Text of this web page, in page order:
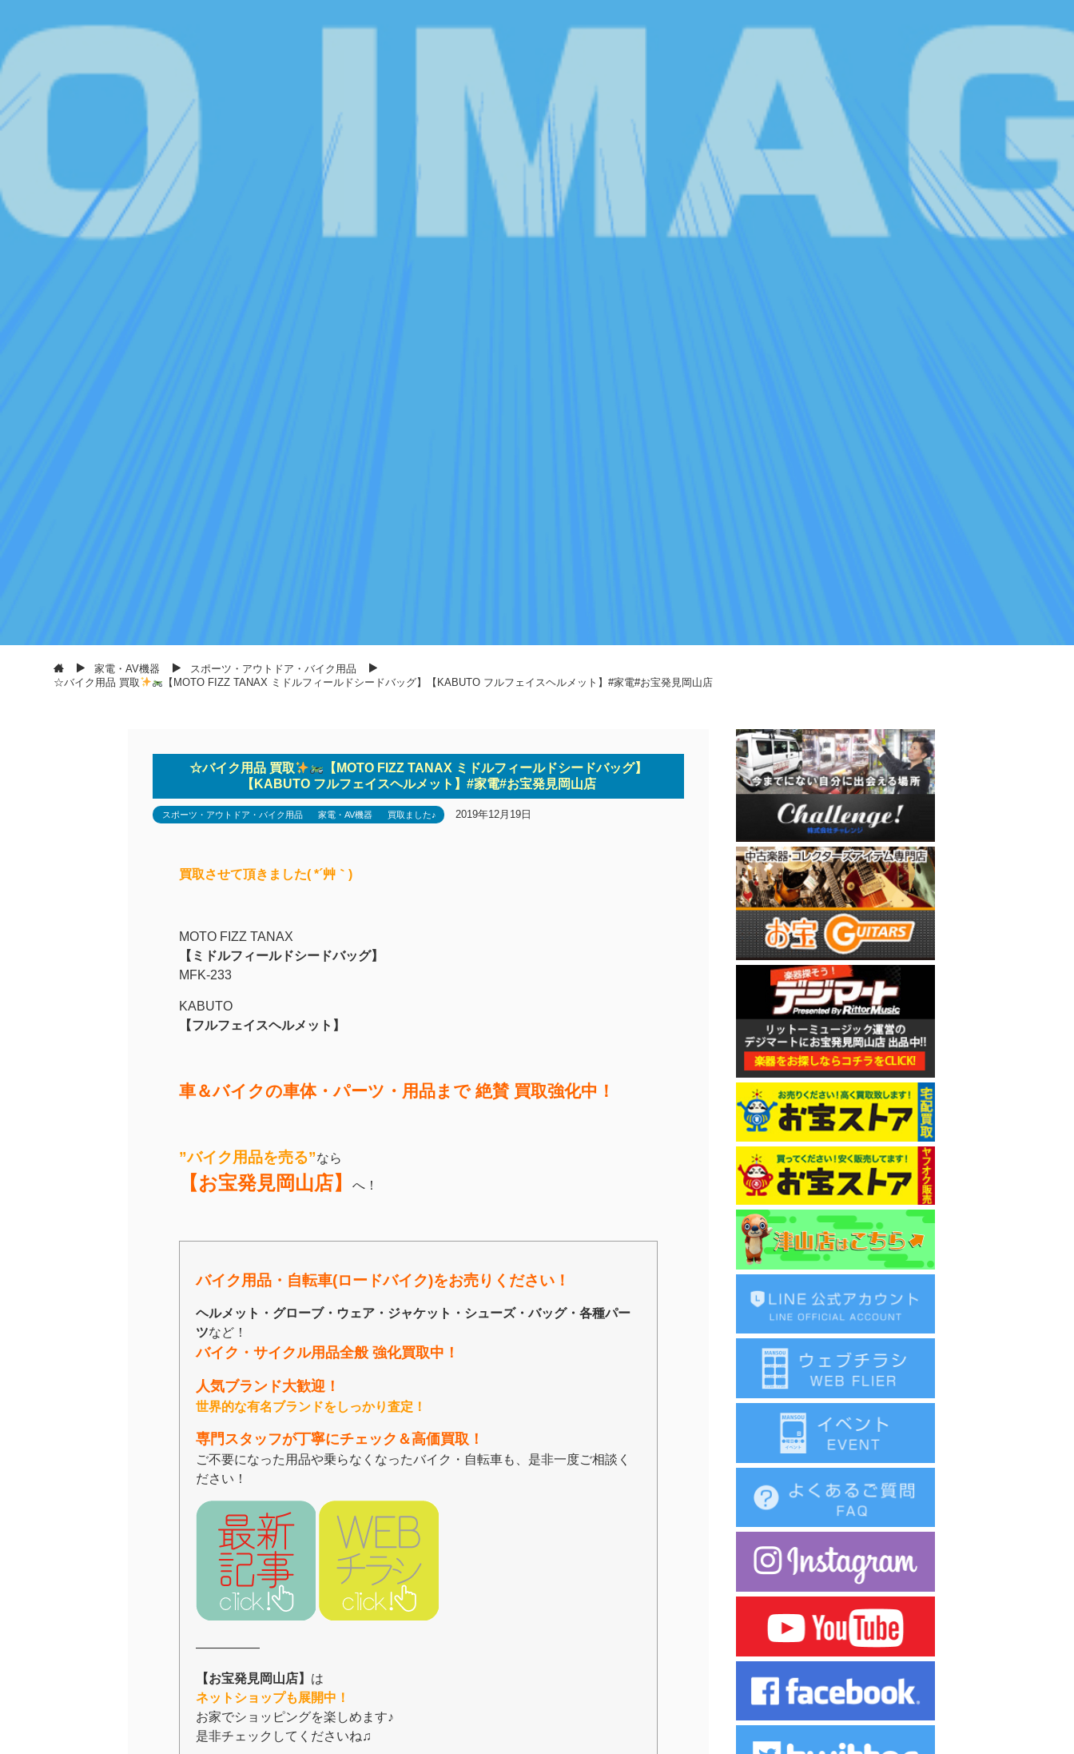
家電・AV機器
スポーツ・アウトドア・バイク用品
☆バイク用品 買取
【MOTO FIZZ TANAX ミドルフィールドシードバッグ】【KABUTO フルフェイスヘルメット】#家電#お宝発見岡山店
☆バイク用品 買取
【MOTO FIZZ TANAX ミドルフィールドシードバッグ】
【KABUTO フルフェイスヘルメット】#家電#お宝発見岡山店
スポーツ・アウトドア・バイク用品 家電・AV機器 買取ました♪ 2019年12月19日
買取させて頂きました( *´艸｀)
MOTO FIZZ TANAX
【ミドルフィールドシードバッグ】
MFK-233
KABUTO
【フルフェイスヘルメット】
車＆バイクの車体・パーツ・用品まで 絶賛 買取強化中！
”バイク用品を売る”なら
【お宝発見岡山店】 へ！
バイク用品・自転車(ロードバイク)をお売りください！
ヘルメット・グローブ・ウェア・ジャケット・シューズ・バッグ・各種パー
ツなど！
バイク・サイクル用品全般 強化買取中！
人気ブランド大歓迎！
世界的な有名ブランドをしっかり査定！
専門スタッフが丁寧にチェック＆高価買取！
ご不要になった用品や乗らなくなったバイク・自転車も、是非一度ご相談く
ださい！
―――――
【お宝発見岡山店】 は
ネットショップも展開中！
お家でショッピングを楽しめます♪
是非チェックしてくださいね♫